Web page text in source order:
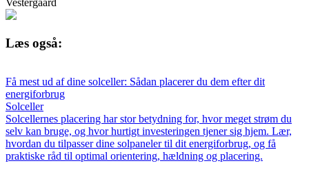
Vestergaard
Læs også:
Få mest ud af dine solceller: Sådan placerer du dem efter dit
energiforbrug
Solceller
Solcellernes placering har stor betydning for, hvor meget strøm du
selv kan bruge, og hvor hurtigt investeringen tjener sig hjem. Lær,
hvordan du tilpasser dine solpaneler til dit energiforbrug, og få
praktiske råd til optimal orientering, hældning og placering.